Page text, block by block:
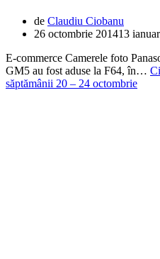
de Claudiu Ciobanu
26 octombrie 201413
E-commerce Camerele foto
GM5 au fost aduse la F64, în…
săptămânii 20 – 24 octombrie